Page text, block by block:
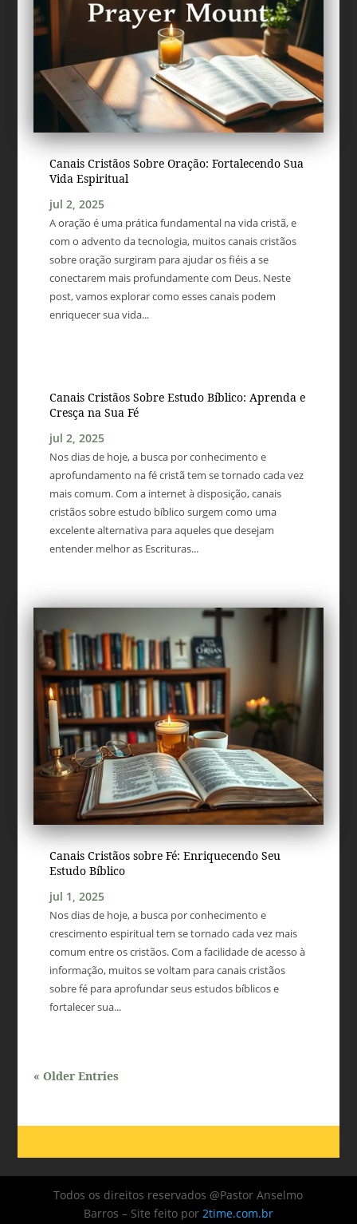
Canais Cristãos Sobre Oração: Fortalecendo Sua
Vida Espiritual
jul 2, 2025
A oração é uma prática fundamental na vida cristã, e
com o advento da tecnologia, muitos canais cristãos
sobre oração surgiram para ajudar os fiéis a se
conectarem mais profundamente com Deus. Neste
post, vamos explorar como esses canais podem
enriquecer sua vida...
Canais Cristãos Sobre Estudo Bíblico: Aprenda e
Cresça na Sua Fé
jul 2, 2025
Nos dias de hoje, a busca por conhecimento e
aprofundamento na fé cristã tem se tornado cada vez
mais comum. Com a internet à disposição, canais
cristãos sobre estudo bíblico surgem como uma
excelente alternativa para aqueles que desejam
entender melhor as Escrituras...
Canais Cristãos sobre Fé: Enriquecendo Seu
Estudo Bíblico
jul 1, 2025
Nos dias de hoje, a busca por conhecimento e
crescimento espiritual tem se tornado cada vez mais
comum entre os cristãos. Com a facilidade de acesso à
informação, muitos se voltam para canais cristãos
sobre fé para aprofundar seus estudos bíblicos e
fortalecer sua...
« Older Entries
Todos os direitos reservados @Pastor Anselmo
Barros – Site feito por 2time.com.br